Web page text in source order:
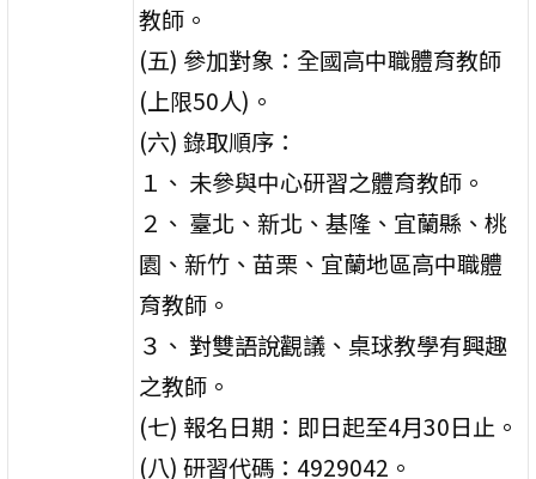
教師。
(五) 參加對象：全國高中職體育教師
(上限50人)。
(六) 錄取順序：
１、 未參與中心研習之體育教師。
２、 臺北、新北、基隆、宜蘭縣、桃
園、新竹、苗栗、宜蘭地區高中職體
育教師。
３、 對雙語說觀議、桌球教學有興趣
之教師。
(七) 報名日期：即日起至4月30日止。
(八) 研習代碼：4929042。